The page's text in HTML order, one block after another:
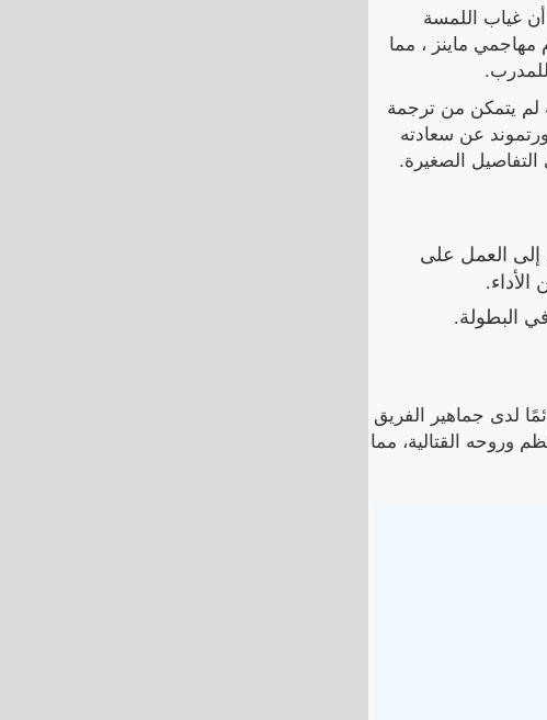
، إلا أن غياب اللمسة
مهاجمي ماينز ، مما
لم يتمكن من ترجمة
عن سعادته
التفاصيل الصغيرة.
إلى العمل على
البطولة.
لدى جماهير الفريق
وروحه القتالية، مما